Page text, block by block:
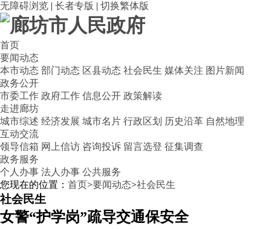
无障碍浏览 | 长者专版 | 切换繁体版
首页
要闻动态
本市动态 部门动态 区县动态 社会民生 媒体关注 图片新闻
政务公开
市委工作 政府工作 信息公开 政策解读
走进廊坊
城市综述 经济发展 城市名片 行政区划 历史沿革 自然地理
互动交流
领导信箱 网上信访 咨询投诉 留言选登 征集调查
政务服务
个人办事 法人办事 公共服务
您现在的位置： 首页>要闻动态>社会民生
社会民生
女警“护学岗”疏导交通保安全